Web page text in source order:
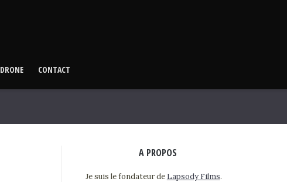
DRONE CONTACT
A PROPOS
Je suis le fondateur de Lapsody Films.